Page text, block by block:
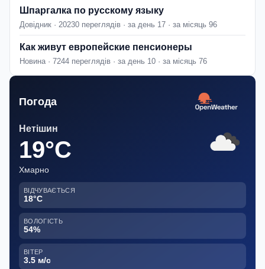
Шпаргалка по русскому языку
Довідник · 20230 переглядів · за день 17 · за місяць 96
Как живут европейские пенсионеры
Новина · 7244 переглядів · за день 10 · за місяць 76
Погода
Нетішин
19°C
Хмарно
ВІДЧУВАЄТЬСЯ
18°C
ВОЛОГІСТЬ
54%
ВІТЕР
3.5 м/с